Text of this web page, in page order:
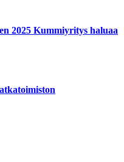
2025 Kummiyritys haluaa